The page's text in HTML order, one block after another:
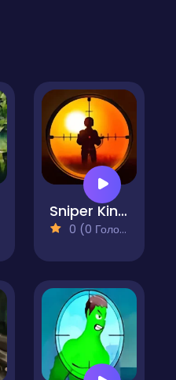
Sniper King 2D The Dark City
0 (0 Голосів)